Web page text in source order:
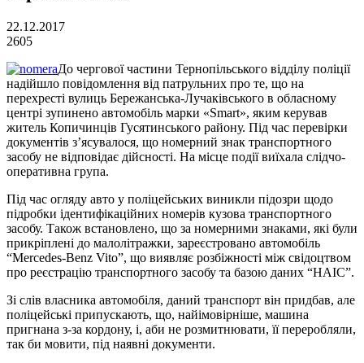
22.12.2017
2605
До чергової частини Тернопільського відділу поліції
надійшло повідомлення від патрульних про те, що на
перехресті вулиць Бережанська-Лучаківського в обласному
центрі зупинено автомобіль марки «Smart», яким керував
житель Копичинців Гусятинського району. Під час перевірки
документів з’ясувалося, що номерний знак транспортного
засобу не відповідає дійсності. На місце події виїхала слідчо-
оперативна група.
Під час огляду авто у поліцейських виникли підозри щодо
підробки ідентифікаційних номерів кузова транспортного
засобу. Також встановлено, що за номерними знаками, які були
прикріплені до малолітражки, зареєстровано автомобіль
“Mercedes-Benz Vito”, що виявляє розбіжності між свідоцтвом
про реєстрацію транспортного засобу та базою даних “НАІС”.
Зі слів власника автомобіля, даний транспорт він придбав, але
поліцейські припускають, що, найімовірніше, машина
пригнана з-за кордону, і, аби не розмитнювати, її переробляли,
так би мовити, під наявні документи.